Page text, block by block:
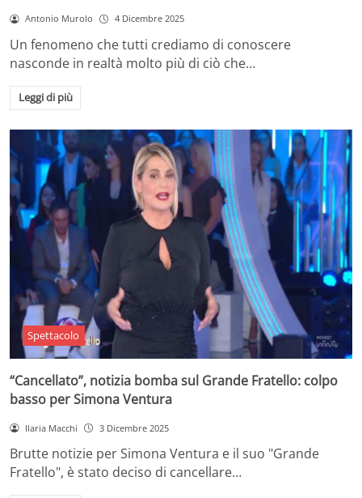
Antonio Murolo 4 Dicembre 2025
Un fenomeno che tutti crediamo di conoscere
nasconde in realtà molto più di ciò che…
Leggi di più
Spettacolo
“Cancellato”, notizia bomba sul Grande Fratello: colpo
basso per Simona Ventura
Ilaria Macchi 3 Dicembre 2025
Brutte notizie per Simona Ventura e il suo "Grande
Fratello", è stato deciso di cancellare…